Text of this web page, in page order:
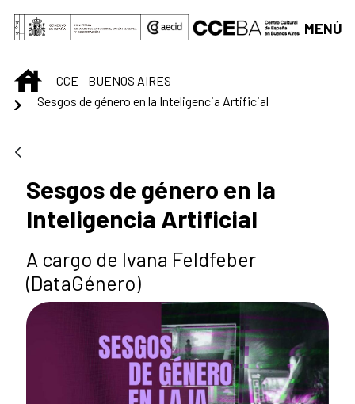
Saltar al contenido principal
MENÚ
INICIOCCE - BUENOS AIRES
Sesgos de género en la Inteligencia Artificial
Sesgos de género en la
Inteligencia Artificial
A cargo de Ivana Feldfeber
(DataGénero)